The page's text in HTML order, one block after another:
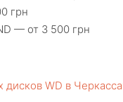
грн
— от 3 500 грн
WD в